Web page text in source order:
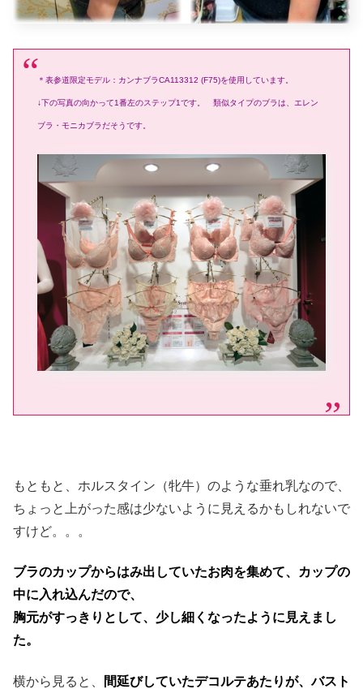
＊表参道限定モデル：カンナブラCA113312 (F75)を使用しています。
↓下の写真の向かって1番左のステップ1です。 類似タイプのブラは、エレン
ブラ・モニカブラだそうです。
もともと、ホルスタイン（牝牛）のような垂れ乳なので、
ちょっと上がった感は少ないように見えるかもしれないで
すけど。。。
ブラのカップからはみ出していたお肉を集めて、カップの
中に入れ込んだので、
胸元がすっきりとして、少し細くなったように見えまし
た。
横から見ると、
間延びしていたデコルテあたりが、バスト